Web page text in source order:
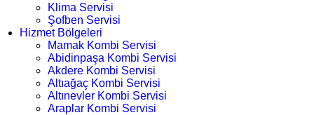
Klima Servisi
Şofben Servisi
Hizmet Bölgeleri
Mamak Kombi Servisi
Abidinpaşa Kombi Servisi
Akdere Kombi Servisi
Altıağaç Kombi Servisi
Altınevler Kombi Servisi
Araplar Kombi Servisi